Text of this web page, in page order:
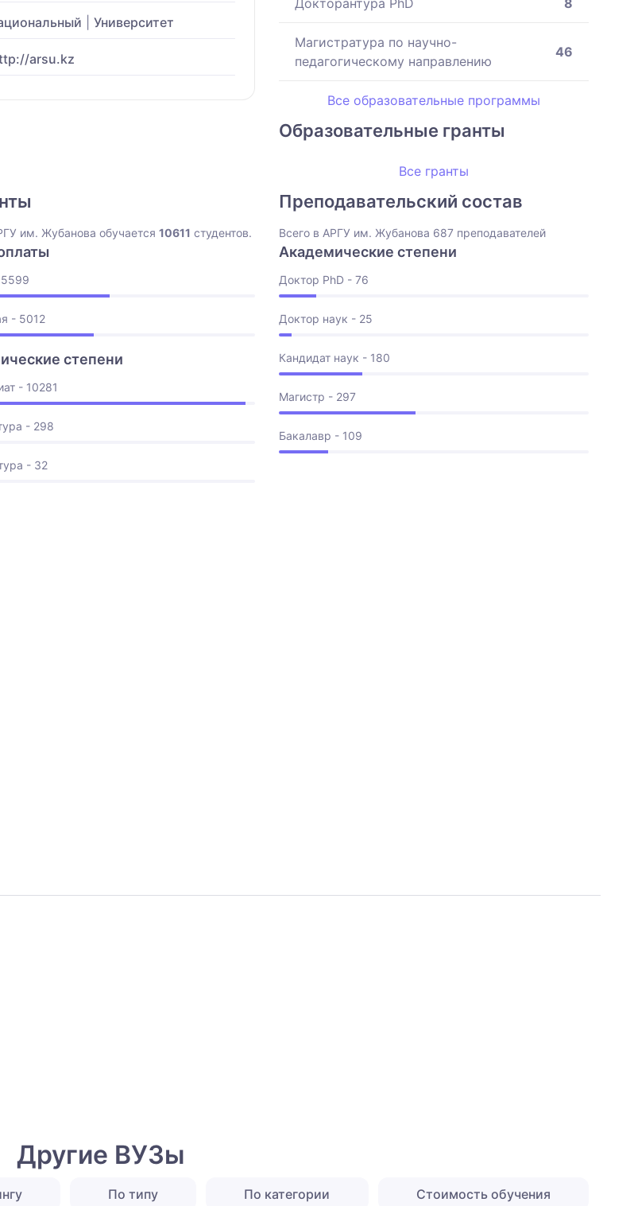
Университет
arsu.kz
Докторантура PhD 8
Магистратура по научно-
педагогическому направлению
46
Все образовательные программы
Образовательные гранты
Все гранты
им. Жубанова обучается 10611 студентов.
- 5012
степени
- 10281
- 298
- 32
Преподавательский состав
Всего в АРГУ им. Жубанова 687 преподавателей
Академические степени
Доктор PhD - 76
Доктор наук - 25
Кандидат наук - 180
Магистр - 297
Бакалавр - 109
Другие ВУЗы
По типу По категории Стоимость обучения